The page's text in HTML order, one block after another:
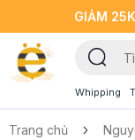
GIẢM
Whipping
Trang chủ